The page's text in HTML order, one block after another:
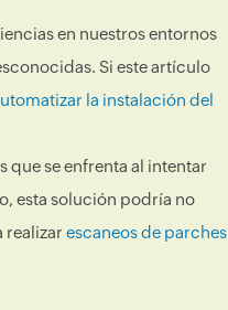
en nuestros entornos
Si este artículo
la instalación del
que se enfrenta al intentar
esta solución podría no
realizarescaneos de parches